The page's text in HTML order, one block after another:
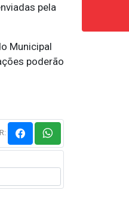
pela
Municipal
poderão